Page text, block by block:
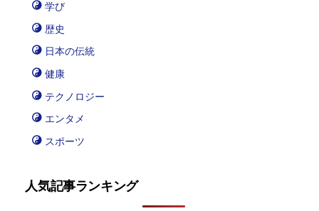
学び
歴史
日本の伝統
健康
テクノロジー
エンタメ
スポーツ
人気記事ランキング